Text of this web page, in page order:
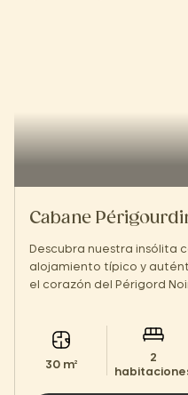
Cabane
Descubra nuestra insólita
alojamiento típico y
el corazón del Périgord
30 m²
2